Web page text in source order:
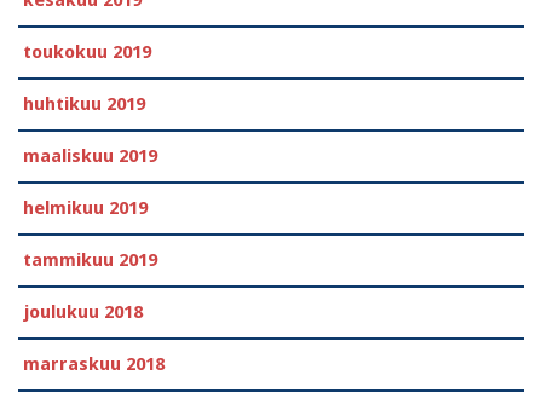
toukokuu 2019
huhtikuu 2019
maaliskuu 2019
helmikuu 2019
tammikuu 2019
joulukuu 2018
marraskuu 2018